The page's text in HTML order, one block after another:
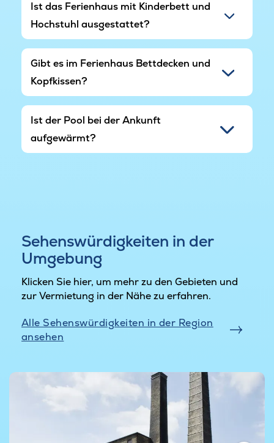
Ist das Ferienhaus mit Kinderbett und
Hochstuhl ausgestattet?
Gibt es im Ferienhaus Bettdecken und
Kopfkissen?
Ist der Pool bei der Ankunft
aufgewärmt?
Sehenswürdigkeiten in der
Umgebung
Klicken Sie hier, um mehr zu den Gebieten und
zur Vermietung in der Nähe zu erfahren.
Alle Sehenswürdigkeiten in der Region
ansehen